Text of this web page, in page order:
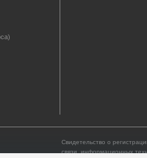
Свидетельство о
связи, информационных